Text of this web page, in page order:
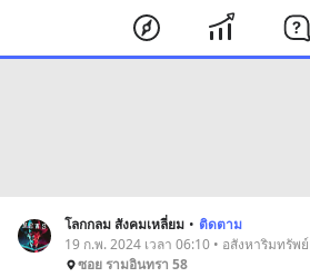
โลกกลม สังคมเหลี่ยม • ติดตาม
19 ก.พ. 2024 เวลา 06:10 • อสังหาริมทรัพย์
ซอย รามอินทรา 58